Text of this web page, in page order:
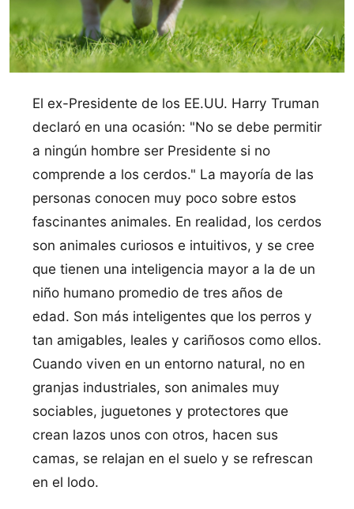
El ex-Presidente de los EE.UU. Harry Truman
declaró en una ocasión: "No se debe permitir
a ningún hombre ser Presidente si no
comprende a los cerdos." La mayoría de las
personas conocen muy poco sobre estos
fascinantes animales. En realidad, los cerdos
son animales curiosos e intuitivos, y se cree
que tienen una inteligencia mayor a la de un
niño humano promedio de tres años de
edad. Son más inteligentes que los perros y
tan amigables, leales y cariñosos como ellos.
Cuando viven en un entorno natural, no en
granjas industriales, son animales muy
sociables, juguetones y protectores que
crean lazos unos con otros, hacen sus
camas, se relajan en el suelo y se refrescan
en el lodo.